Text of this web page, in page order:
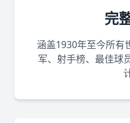
完
涵盖1930年至今所有
军、射手榜、最佳球